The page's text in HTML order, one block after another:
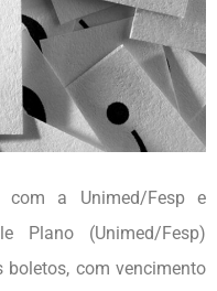
com a Unimed/Fesp e
Plano (Unimed/Fesp)
boletos, com vencimento